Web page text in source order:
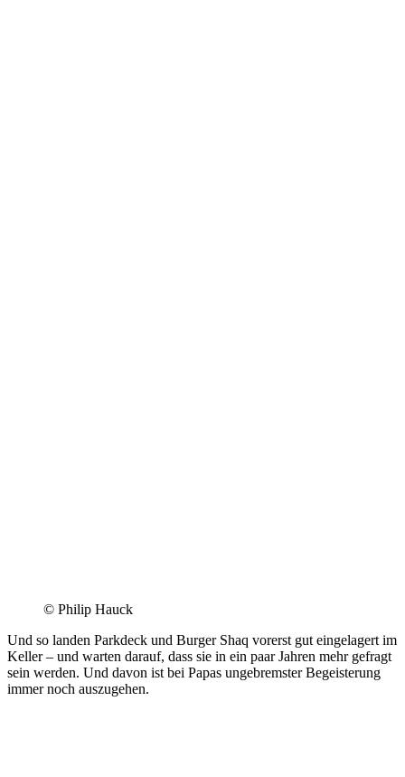
© Philip Hauck
Und so landen Parkdeck und Burger Shaq vorerst gut eingelagert im
Keller – und warten darauf, dass sie in ein paar Jahren mehr gefragt
sein werden. Und davon ist bei Papas ungebremster Begeisterung
immer noch auszugehen.